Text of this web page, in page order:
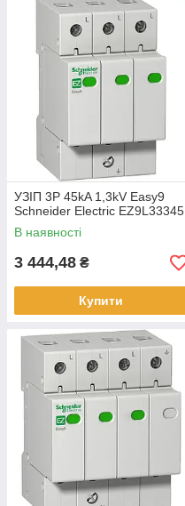
УЗІП 3P 45kA 1,3kV Easy9
Schneider Electric EZ9L33345
В наявності
3 444,48 ₴
Купити